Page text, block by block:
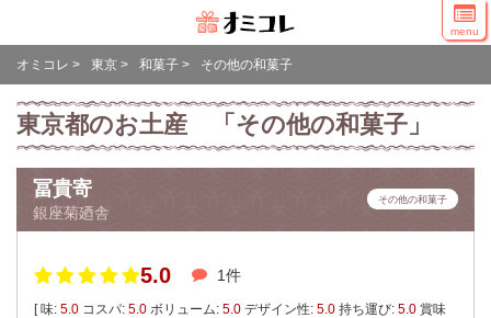
menu
オミコレ > 東京 > 和菓子 > その他の和菓子
東京都のお土産 「その他の和菓子」
冨貴寄
銀座菊廼舎
その他の和菓子
5.0 1件
[ 味: 5.0 コスパ: 5.0 ボリューム: 5.0 デザイン性: 5.0 持ち運び: 5.0 賞味